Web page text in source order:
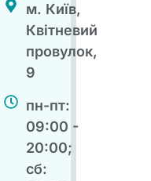
м. Київ,
Квітневий
провулок,
9
пн-пт:
09:00 -
20:00;
сб: